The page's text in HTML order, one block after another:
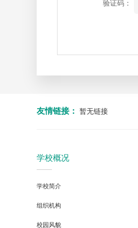
验证码：
友情链接： 暂无链接
学校概况
学校简介
组织机构
校园风貌